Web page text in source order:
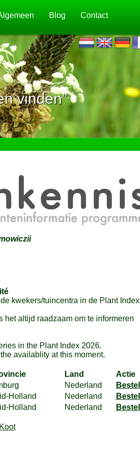
Blog Contact
vinden”
kwekers/tuincentra in de Plant Index
het altijd raadzaam om te informeren
in the Plant Index 2026.
availablity at this moment.
Land
Actie
Nederland
Bestel
Holland Nederland
Bestel
Holland Nederland Bestel